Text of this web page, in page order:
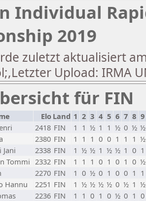
Individual
2019
zuletzt aktualisiert
Upload: IRMA
für FIN
Elo Land 1 2 3 4 5 6 7 8 9
2418 FIN 1 1 ½ 1 1 ½ 0 ½ ½
2380 FIN 1 1 1 0 0 1 1 1 ½
Jani 2338 FIN 1 ½ ½ 1 ½ ½ 1 0 1
Tommi 2332 FIN 1 1 1 0 1 0 1 0 ½
2270 FIN 1 0 ½ 0 1 0 0 1 1
Hannu 2251 FIN 1 ½ ½ ½ ½ 0 ½ 1 ½
2236 FIN 1 1 0 1 0 ½ 0 1 0